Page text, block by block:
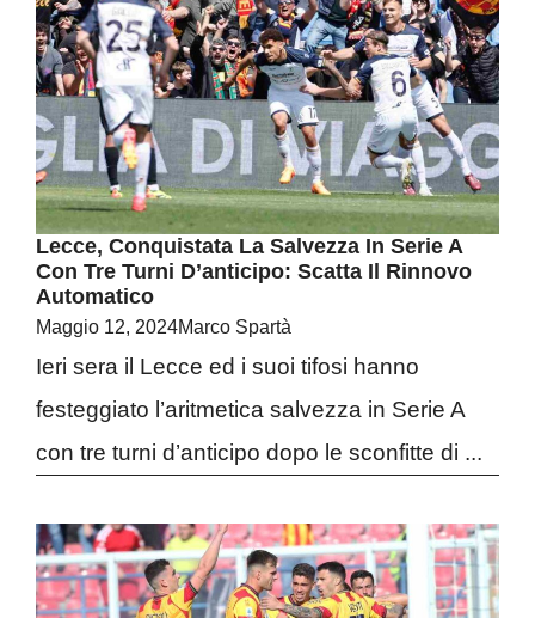
Lecce, Conquistata La Salvezza In Serie A
Con Tre Turni D’anticipo: Scatta Il Rinnovo
Automatico
Maggio 12, 2024Marco Spartà
Ieri sera il Lecce ed i suoi tifosi hanno
festeggiato l’aritmetica salvezza in Serie A
con tre turni d’anticipo dopo le sconfitte di ...